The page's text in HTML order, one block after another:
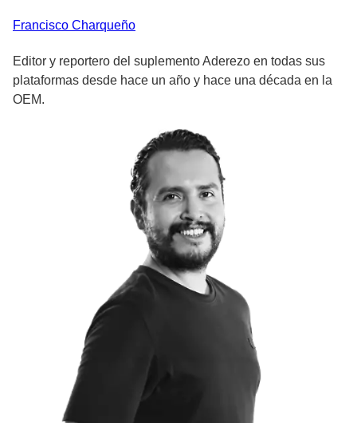
Francisco Charqueño
Editor y reportero del suplemento Aderezo en todas sus
plataformas desde hace un año y hace una década en la
OEM.